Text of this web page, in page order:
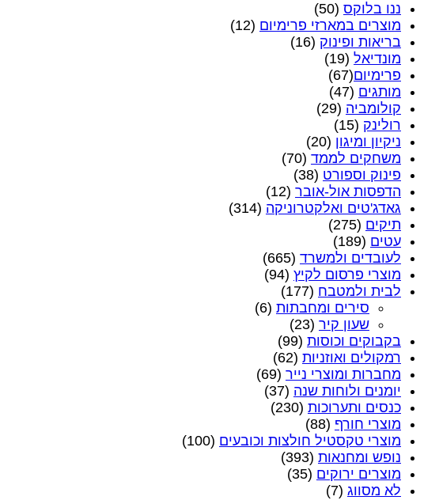
ננו בלוקס (50)
מוצרים במארזי פרימיום (12)
בריאות ופינוק (16)
מונדיאל (19)
פרימיום‎(67)
מותגים (47)
קולומביה (29)
רולינק (15)
ניקיון ומיגון (20)
משחקים לממד (70)
פינוק וספורט (38)
הדפסות אול-אובר (12)
גאדג'טים ואלקטרוניקה (314)
תיקים (275)
עטים (189)
לעובדים ולמשרד (665)
מוצרי פרסום לקיץ (94)
לבית ולמטבח (177)
סירים ומחבתות (6)
שעון קיר (23)
בקבוקים וכוסות (99)
רמקולים ואוזניות (62)
מחברות ומוצרי נייר (69)
יומנים ולוחות שנה (37)
כנסים ותערוכות (230)
מוצרי חורף (88)
מוצרי טקסטיל חולצות וכובעים (100)
נופש ומחנאות (393)
מוצרים ירוקים (35)
לא מסווג (7)